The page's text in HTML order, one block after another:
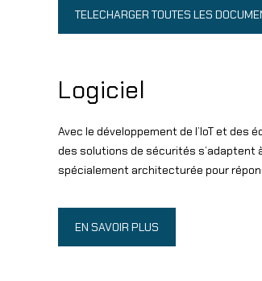
TELECHARGER TOUTES LES
Logiciel
Avec le développement de l’IoT et des
des solutions de sécurités
spécialement architecturée pour
EN SAVOIR PLUS